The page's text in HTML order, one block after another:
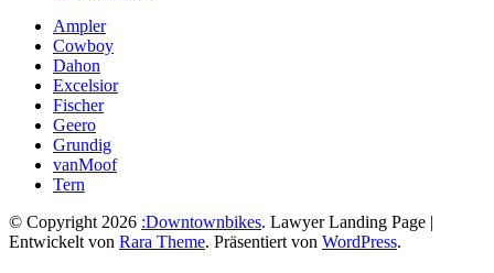
Ampler
Cowboy
Dahon
Excelsior
Fischer
Geero
Grundig
vanMoof
Tern
© Copyright 2026 :Downtownbikes. Lawyer Landing Page |
Entwickelt von Rara Theme. Präsentiert von WordPress.